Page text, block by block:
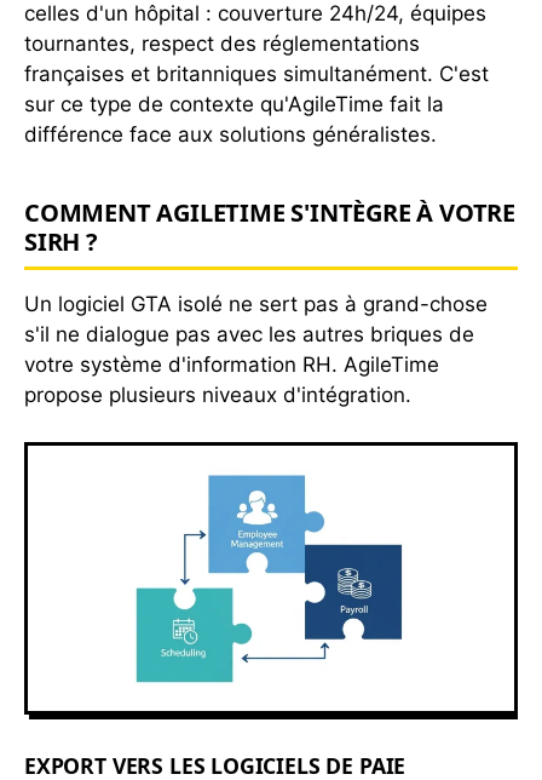
celles d'un hôpital : couverture 24h/24, équipes
tournantes, respect des réglementations
françaises et britanniques simultanément. C'est
sur ce type de contexte qu'AgileTime fait la
différence face aux solutions généralistes.
COMMENT AGILETIME S'INTÈGRE À VOTRE
SIRH ?
Un logiciel GTA isolé ne sert pas à grand-chose
s'il ne dialogue pas avec les autres briques de
votre système d'information RH. AgileTime
propose plusieurs niveaux d'intégration.
EXPORT VERS LES LOGICIELS DE PAIE